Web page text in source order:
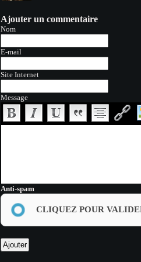
Ajouter un commentaire
Nom
E-mail
Site Internet
Message
Anti-spam
CLIQUEZ POUR